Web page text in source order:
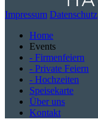
Impressum Datenschutz
Home
Events
- Firmenfeiern
- Private Feiern
- Hochzeiten
Speisekarte
Über uns
Kontakt